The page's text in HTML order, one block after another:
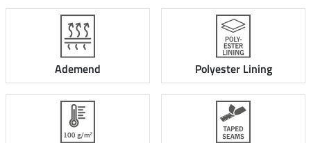
Ademend Polyester Lining